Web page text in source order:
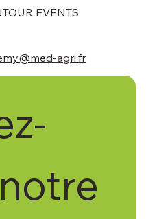
EVENTS
agri.fr